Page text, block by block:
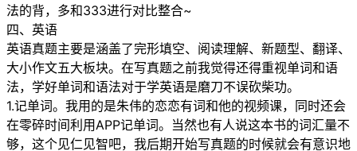
法的背，多和333进行对比整合~
四、英语
英语真题主要是涵盖了完形填空、阅读理解、新题型、翻译、
大小作文五大板块。在写真题之前我觉得还得重视单词和语
法，学好单词和语法对于学英语是磨刀不误砍柴功。
1.记单词。我用的是朱伟的恋恋有词和他的视频课，同时还会
在零碎时间利用APP记单词。当然也有人说这本书的词汇量不
够，这个见仁见智吧，我后期开始写真题的时候就会有意识地